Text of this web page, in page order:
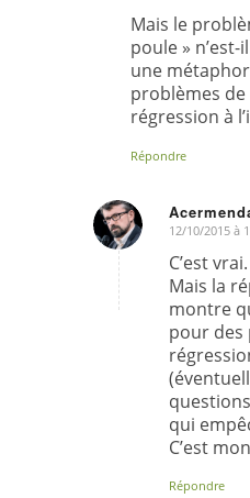
Mais le
poule »
une
problèmes
régression à
Répondre
dit
12/10/2015 à
C’est vrai.
Mais la
montre
pour des
qui
C’est
Répondre